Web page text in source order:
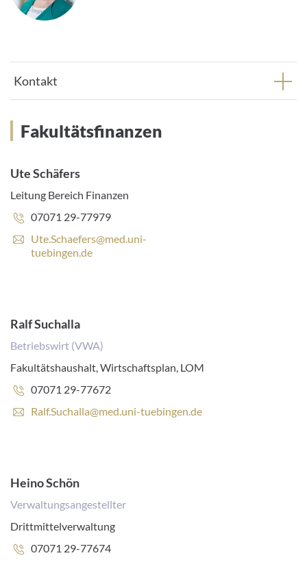
Kontakt
Fakultätsfinanzen
Ute Schäfers
Leitung Bereich Finanzen
Telefonnummer:
07071 29-77979
E
-
-
d
e
s
e
Ute.Schaefers@med.uni-
tuebingen.de
Ralf Suchalla
Betriebswirt (VWA)
Fakultätshaushalt, Wirtschaftsplan, LOM
Telefonnummer:
07071 29-77672
E
l
A
d
r
e
Ralf.Suchalla@med.uni-tuebingen.de
Heino Schön
Verwaltungsangestellter
Drittmittelverwaltung
Telefonnummer:
07071 29-77674